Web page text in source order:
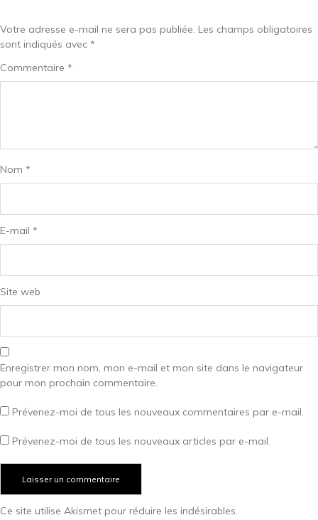
Votre adresse e-mail ne sera pas publiée. Les champs obligatoires
sont indiqués avec *
Commentaire *
Nom *
E-mail *
Site web
Enregistrer mon nom, mon e-mail et mon site dans le navigateur
pour mon prochain commentaire.
Prévenez-moi de tous les nouveaux commentaires par e-mail.
Prévenez-moi de tous les nouveaux articles par e-mail.
Ce site utilise Akismet pour réduire les indésirables.